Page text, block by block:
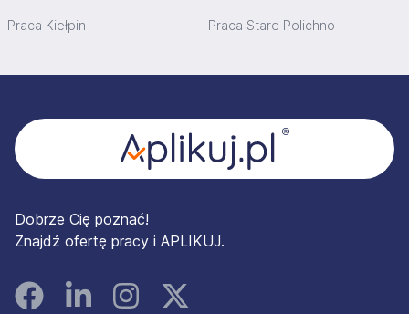
Praca Kiełpin Praca Stare Polichno
Dobrze Cię poznać!
Znajdź ofertę pracy i APLIKUJ.
FacebookLinked InInstagramInstagram